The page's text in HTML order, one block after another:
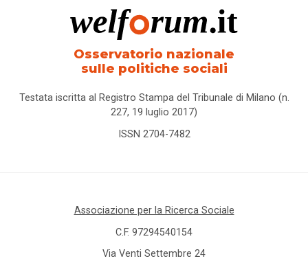
Osservatorio nazionale
sulle politiche sociali
Testata iscritta al Registro Stampa del Tribunale di Milano (n.
227, 19 luglio 2017)
ISSN 2704-7482
Associazione per la Ricerca Sociale
C.F. 97294540154
Via Venti Settembre 24